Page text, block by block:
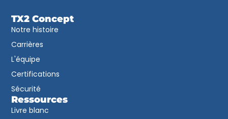
TX2 Concept
Notre histoire
Carrières
L'équipe
Certifications
Sécurité
Ressources
Livre blanc